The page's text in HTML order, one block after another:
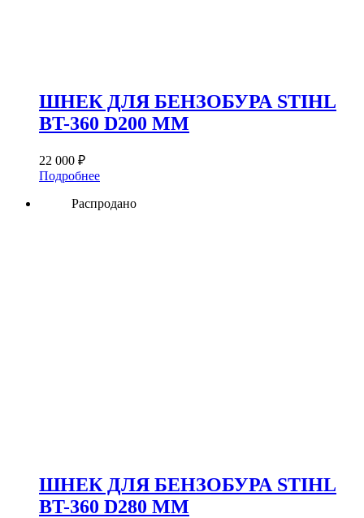
ШНЕК ДЛЯ БЕНЗОБУРА STIHL
BT-360 D200 ММ
22 000 ₽
Подробнее
Распродано
ШНЕК ДЛЯ БЕНЗОБУРА STIHL
BT-360 D280 ММ